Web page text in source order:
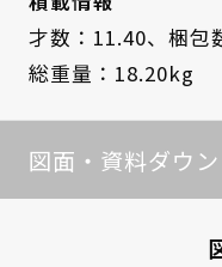
才数：11.40、 梱包
総重量：18.20kg
図面・資料ダウ